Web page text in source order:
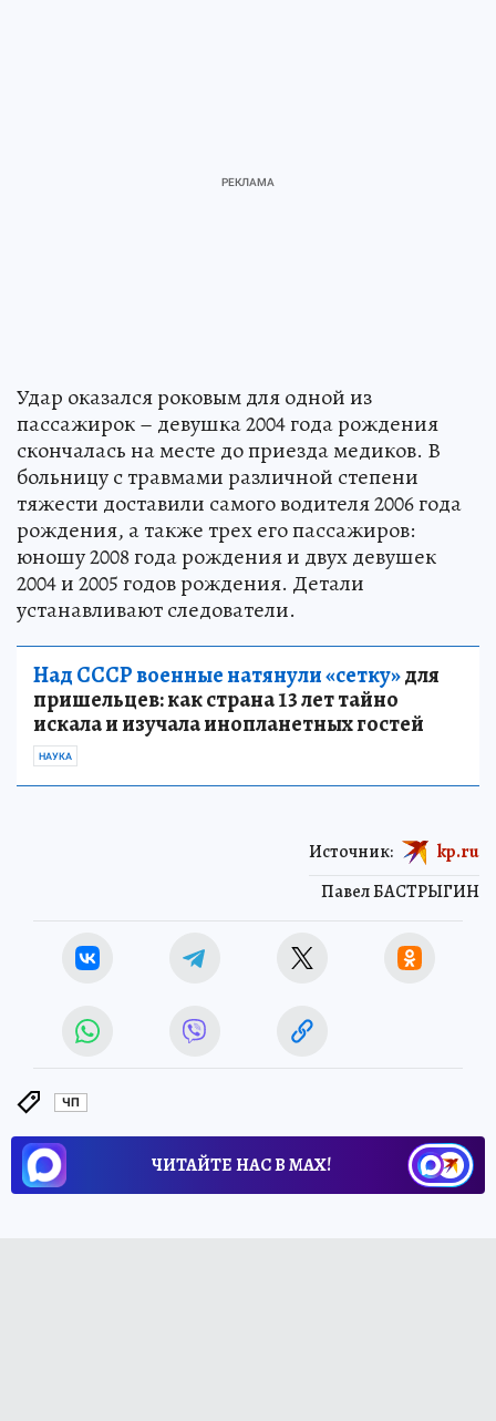
Удар оказался роковым для одной из
пассажирок – девушка 2004 года рождения
скончалась на месте до приезда медиков. В
больницу с травмами различной степени
тяжести доставили самого водителя 2006 года
рождения, а также трех его пассажиров:
юношу 2008 года рождения и двух девушек
2004 и 2005 годов рождения. Детали
устанавливают следователи.
Над СССР военные натянули «сетку»для
пришельцев: как страна 13 лет тайно
искала и изучала инопланетных гостей
НАУКА
Павел БАСТРЫГИН
Источник: kp.ru
ЧП
ЧИТАЙТЕ НАС В МАХ!